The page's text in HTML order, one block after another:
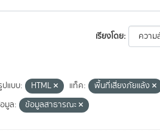
เรียงโดย
ปแบบ: HTML แท็ค: พื้นที่เสี่ยงภัยแล้ง
มูล: ข้อมูลสาธารณะ